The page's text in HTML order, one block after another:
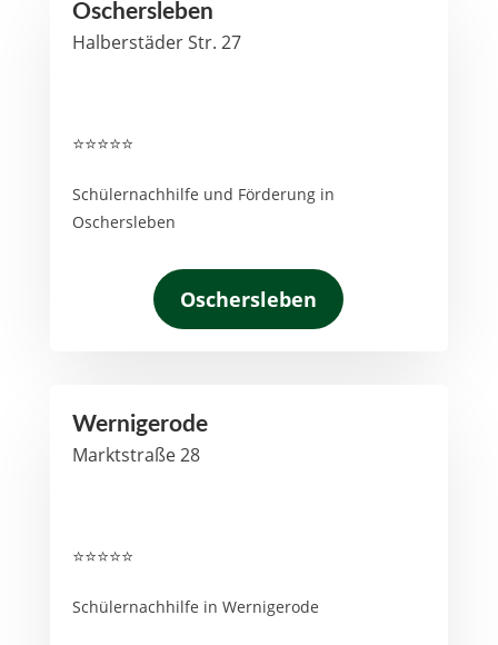
Oschersleben
Halberstäder Str. 27
⭐⭐⭐⭐⭐
Schülernachhilfe und Förderung in
Oschersleben
Oschersleben
Wernigerode
Marktstraße 28
⭐⭐⭐⭐⭐
Schülernachhilfe in Wernigerode